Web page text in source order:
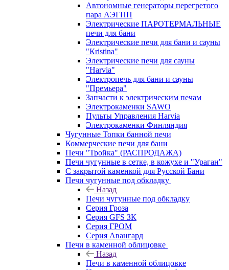
Автономные генераторы перегретого
пара АЭГПП
Электрические ПАРОТЕРМАЛЬНЫЕ
печи для бани
Электрические печи для бани и сауны
"Кristina"
Электрические печи для сауны
"Harvia"
Электропечь для бани и сауны
"Премьера"
Запчасти к электрическим печам
Электрокаменки SAWO
Пульты Управления Harvia
Электрокаменки Финляндия
Чугунные Топки банной печи
Коммерческие печи для бани
Печи "Тройка" (РАСПРОДАЖА)
Печи чугунные в сетке, в кожухе и "Ураган"
С закрытой каменкой для Русской Бани
Печи чугунные под обкладку
Назад
Печи чугунные под обкладку
Серия Гроза
Серия GFS ЗК
Серия ГРОМ
Серия Авангард
Печи в каменной облицовке
Назад
Печи в каменной облицовке